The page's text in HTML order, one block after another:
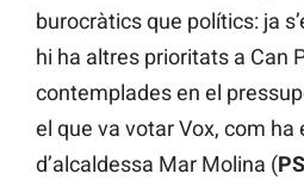
burocràtics que polítics: ja
hi ha altres prioritats a Can
contemplades en el
el que va votar Vox, com
d’alcaldessa Mar Molina (